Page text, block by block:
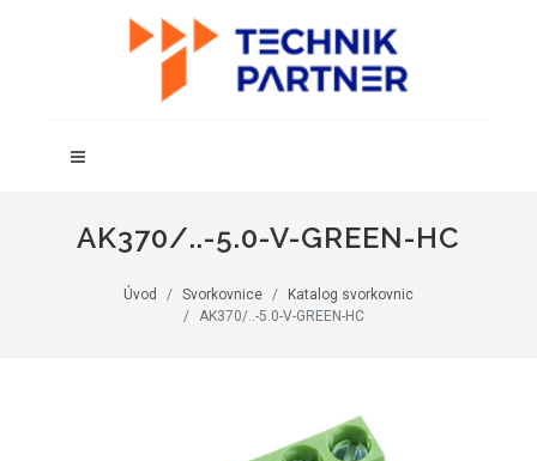
AK370/..-5.0-V-GREEN-HC
Úvod Svorkovnice
Katalog svorkovnic
AK370/..-5.0-V-GREEN-HC